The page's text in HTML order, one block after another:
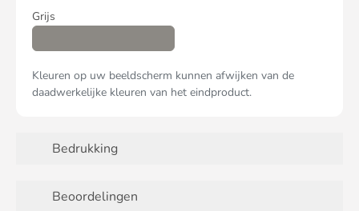
Grijs
Kleuren op uw beeldscherm kunnen afwijken van de
daadwerkelijke kleuren van het eindproduct.
Bedrukking
Beoordelingen